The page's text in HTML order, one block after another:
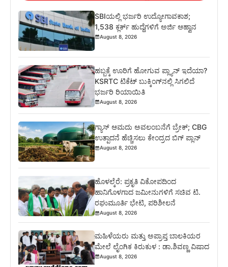
SBIಯಲ್ಲಿ ಭರ್ಜರಿ ಉದ್ಯೋಗಾವಕಾಶ;
1,538 ಕ್ಲರ್ಕ್ ಹುದ್ದೆಗಳಿಗೆ ಅರ್ಜಿ ಆಹ್ವಾನ
August 8, 2026
ಹಬ್ಬಕ್ಕೆ ಊರಿಗೆ ಹೋಗುವ ಪ್ಲ್ಯಾನ್ ಇದೆಯಾ?
KSRTC ಟಿಕೆಟ್ ಬುಕ್ಕಿಂಗ್‌ನಲ್ಲಿ ಸಿಗಲಿದೆ
ಭರ್ಜರಿ ರಿಯಾಯಿತಿ
August 8, 2026
ಗ್ಯಾಸ್ ಆಮದು ಅವಲಂಬನೆಗೆ ಬ್ರೇಕ್; CBG
ಉತ್ಪಾದನೆ ಹೆಚ್ಚಿಸಲು ಕೇಂದ್ರದ ಬಿಗ್ ಪ್ಲಾನ್
August 8, 2026
ಹೊಳಲ್ಕೆರೆ: ಪ್ರಕೃತಿ ವಿಕೋಪದಿಂದ
ಹಾನಿಗೊಳಗಾದ ಜಮೀನುಗಳಿಗೆ ಸಚಿವ ಟಿ.
ರಘುಮೂರ್ತಿ ಭೇಟಿ, ಪರಿಶೀಲನೆ
August 8, 2026
ಮಹಿಳೆಯರು ಮತ್ತು ಅಪ್ರಾಪ್ತ ಬಾಲಕಿಯರ
ಮೇಲೆ ಲೈಂಗಿಕ ಕಿರುಕುಳ : ಡಾ.ಶಿವಣ್ಣ ವಿಷಾದ
August 8, 2026